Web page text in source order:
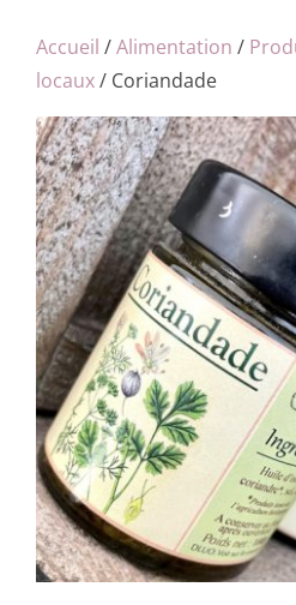
Accueil /Alimentation /
locaux/ Coriandade